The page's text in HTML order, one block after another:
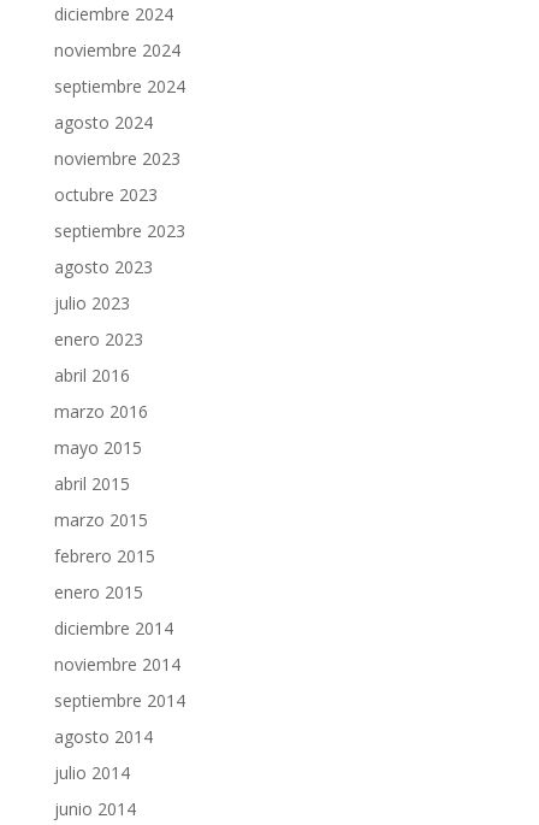
diciembre 2024
noviembre 2024
septiembre 2024
agosto 2024
noviembre 2023
octubre 2023
septiembre 2023
agosto 2023
julio 2023
enero 2023
abril 2016
marzo 2016
mayo 2015
abril 2015
marzo 2015
febrero 2015
enero 2015
diciembre 2014
noviembre 2014
septiembre 2014
agosto 2014
julio 2014
junio 2014